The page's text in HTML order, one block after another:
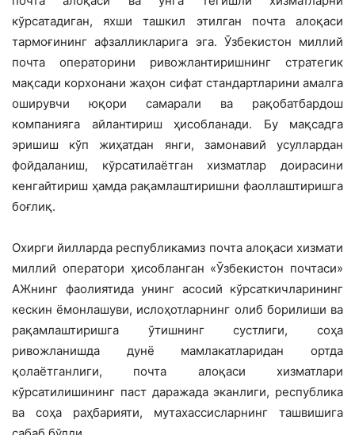
кўрсатадиган, яхши ташкил этилган почта алоқаси
тармоғининг афзалликларига эга. Ўзбекистон миллий
почта операторини ривожлантиришнинг стратегик
мақсади корхонани жаҳон сифат стандартларини амалга
оширувчи юқори самарали ва рақобатбардош
компанияга айлантириш ҳисобланади. Бу мақсадга
эришиш кўп жиҳатдан янги, замонавий усуллардан
фойдаланиш, кўрсатилаётган хизматлар доирасини
кенгайтириш ҳамда рақамлаштиришни фаоллаштиришга
боғлиқ.
Охирги йилларда республикамиз почта алоқаси хизмати
миллий оператори ҳисобланган «Ўзбекистон почтаси»
АЖнинг фаолиятида унинг асосий кўрсаткичларининг
кескин ёмонлашуви, ислоҳотларнинг олиб борилиши ва
рақамлаштиришга ўтишнинг сустлиги, соҳа
ривожланишда дунё мамлакатларидан ортда
қолаётганлиги, почта алоқаси хизматлари
кўрсатилишининг паст даражада эканлиги, республика
ва соҳа раҳбарияти, мутахассисларнинг ташвишига